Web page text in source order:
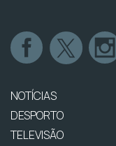
NOTÍCIAS
DESPORTO
TELEVISÃO